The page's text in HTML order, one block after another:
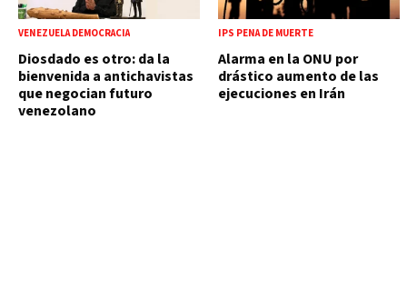
VENEZUELA DEMOCRACIA
Diosdado es otro: da la
bienvenida a antichavistas
que negocian futuro
venezolano
IPS PENA DE MUERTE
Alarma en la ONU por
drástico aumento de las
ejecuciones en Irán